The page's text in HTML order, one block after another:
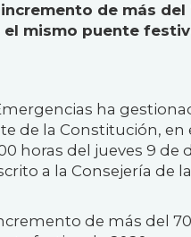
de más
mismo puente
ha
de la Constitución,
horas del jueves 9
a la Consejería de
de más del